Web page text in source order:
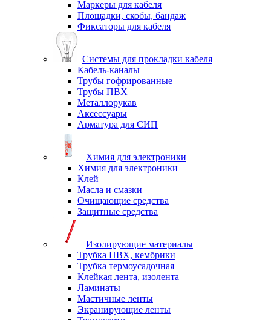
Маркеры для кабеля
Площадки, скобы, бандаж
Фиксаторы для кабеля
Системы для прокладки кабеля
Кабель-каналы
Трубы гофрированные
Трубы ПВХ
Металлорукав
Аксессуары
Арматура для СИП
Химия для электроники
Химия для электроники
Клей
Масла и смазки
Очищающие средства
Защитные средства
Изолирующие материалы
Трубка ПВХ, кембрики
Трубка термоусадочная
Клейкая лента, изолента
Ламинаты
Мастичные ленты
Экранирующие ленты